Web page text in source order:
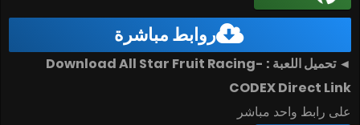
روابط مباشرة
◄ تحميل اللعبة : Download All Star Fruit Racing-
CODEX Direct Link
على رابط واحد مباشر